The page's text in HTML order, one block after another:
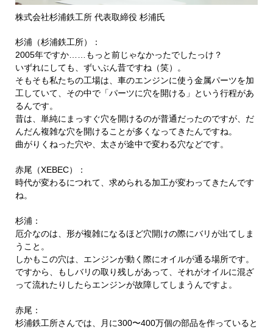
株式会社杉浦鉄工所 代表取締役 杉浦氏
杉浦（杉浦鉄工所）：
2005年ですか……もっと前じゃなかったでしたっけ？
いずれにしても、ずいぶん昔ですね（笑）。
そもそも私たちの工場は、車のエンジンに使う金属パーツを加
工していて、その中で「パーツに穴を開ける」という行程があ
るんです。
昔は、単純にまっすぐ穴を開けるのが普通だったのですが、だ
んだん複雑な穴を開けることが多くなってきたんですね。
曲がりくねった穴や、太さが途中で変わる穴などです。
赤尾（XEBEC）：
時代が変わるにつれて、求められる加工が変わってきたんです
ね。
杉浦：
厄介なのは、形が複雑になるほど穴開けの際にバリが出てしま
うこと。
しかもこの穴は、エンジンが動く際にオイルが通る場所です。
ですから、もしバリの取り残しがあって、それがオイルに混ざ
って流れたりしたらエンジンが故障してしまうんですよ。
赤尾：
杉浦鉄工所さんでは、月に300〜400万個の部品を作っていると